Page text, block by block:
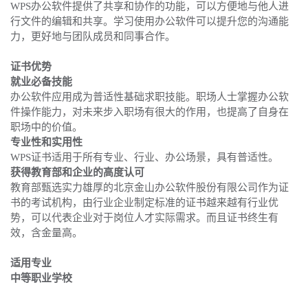
WPS办公软件提供了共享和协作的功能，可以方便地与他人进
行文件的编辑和共享。学习使用办公软件可以提升您的沟通能
力，更好地与团队成员和同事合作。
证书优势
就业必备技能
办公软件应用成为普适性基础求职技能。职场人士掌握办公软
件操作能力，对未来步入职场有很大的作用，也提高了自身在
职场中的价值。
专业性和实用性
WPS证书适用于所有专业、行业、办公场景，具有普适性。
获得教育部和企业的高度认可
教育部甄选实力雄厚的北京金山办公软件股份有限公司作为证
书的考试机构，由行业企业制定标准的证书越来越有行业优
势，可以代表企业对于岗位人才实际需求。而且证书终生有
效，含金量高。
适用专业
中等职业学校